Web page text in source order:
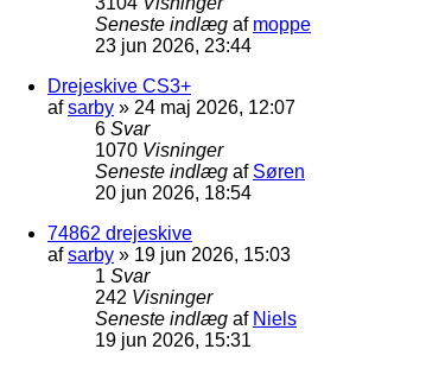
Seneste indlæg af moppe
23 jun 2026, 23:44
Drejeskive CS3+
afsarby » 24 maj 2026, 12:07
6 Svar
1070 Visninger
Seneste indlæg af Søren
20 jun 2026, 18:54
74862 drejeskive
afsarby » 19 jun 2026, 15:03
1 Svar
242 Visninger
Seneste indlæg af Niels
19 jun 2026, 15:31